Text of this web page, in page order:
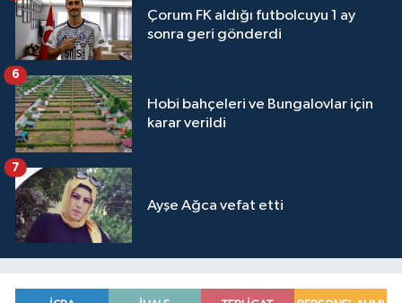
Çorum FK aldığı futbolcuyu 1 ay
sonra geri gönderdi
Hobi bahçeleri ve Bungalovlar için
karar verildi
6
Ayşe Ağca vefat etti
7